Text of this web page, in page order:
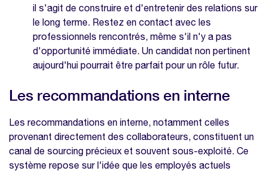
il s'agit de construire et d'entretenir des relations sur
le long terme. Restez en contact avec les
professionnels rencontrés, même s'il n'y a pas
d'opportunité immédiate. Un candidat non pertinent
aujourd'hui pourrait être parfait pour un rôle futur.
Les recommandations en interne
Les recommandations en interne, notamment celles
provenant directement des collaborateurs, constituent un
canal de sourcing précieux et souvent sous-exploité. Ce
système repose sur l'idée que les employés actuels